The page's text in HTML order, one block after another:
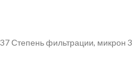
Степень фильтрации,